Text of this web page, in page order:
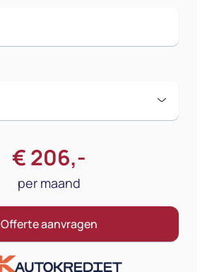
€206,-
per maand
Offerte aanvragen